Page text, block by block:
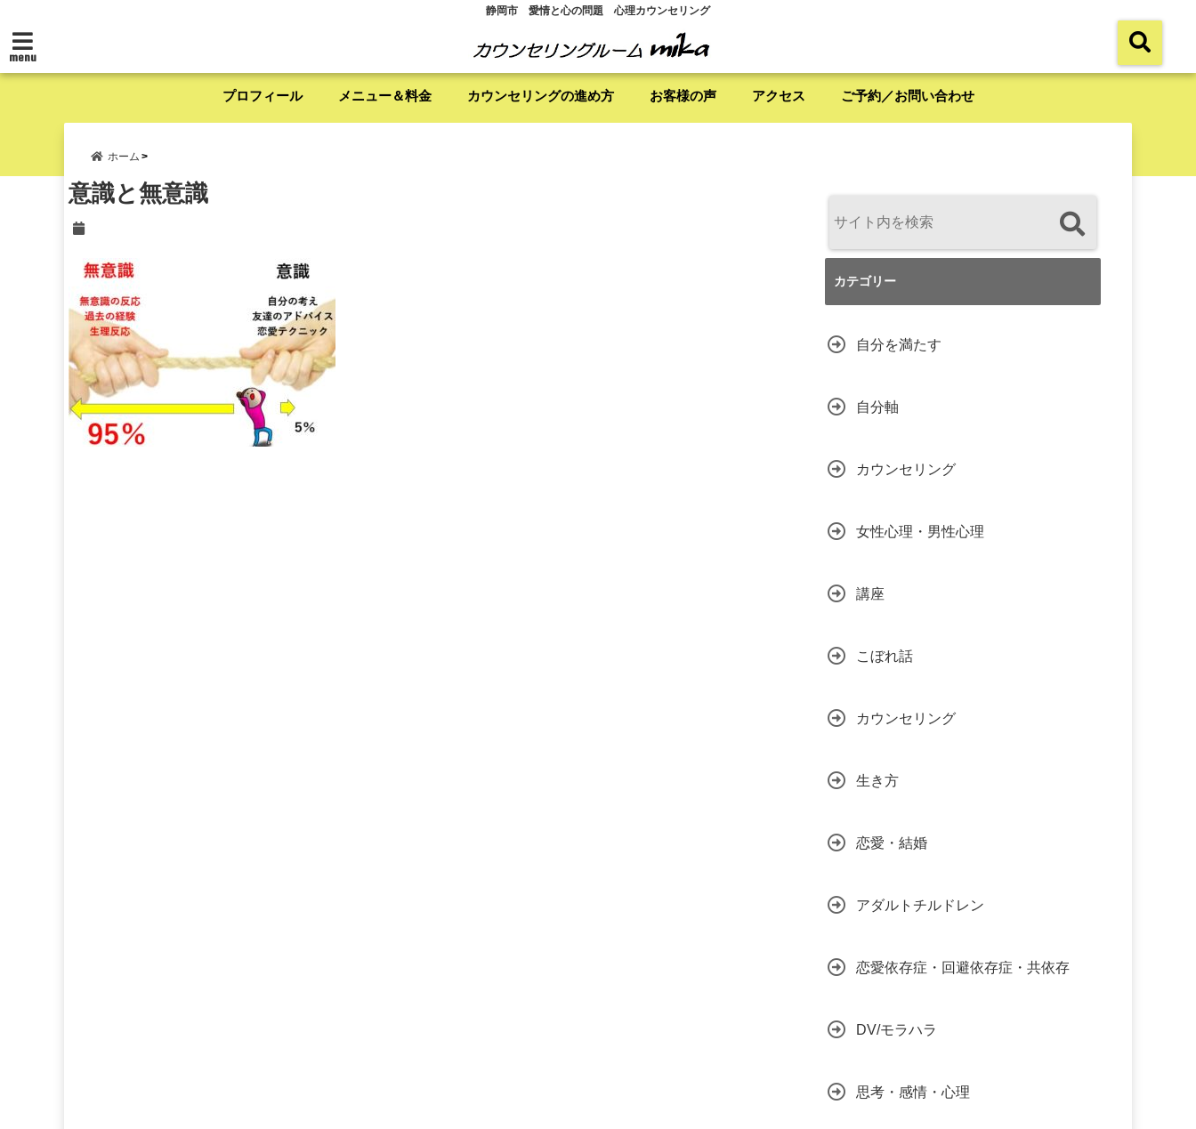
静岡市 愛情と心の問題 心理カウンセリング
menu
プロフィール メニュー＆料金 カウンセリングの進め方 お客様の声 アクセス ご予約／お問い合わせ
ホーム
意識と無意識
カテゴリー
自分を満たす
自分軸
カウンセリング
女性心理・男性心理
講座
こぼれ話
カウンセリング
生き方
恋愛・結婚
アダルトチルドレン
恋愛依存症・回避依存症・共依存
DV/モラハラ
思考・感情・心理